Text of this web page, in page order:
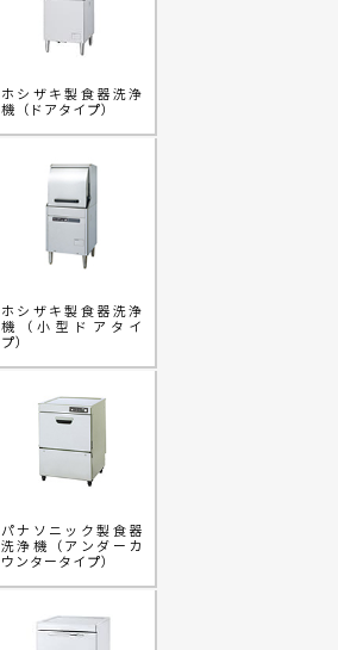
ホシザキ製食器洗浄
機（ドアタイプ）
ホシザキ製食器洗浄
機（小型ドアタイ
プ）
パナソニック製食器
洗浄機（アンダーカ
ウンタータイプ）